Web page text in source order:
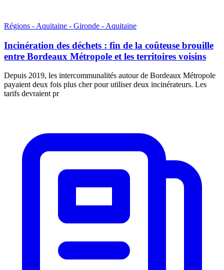
Régions - Aquitaine - Gironde - Aquitaine
Incinération des déchets : fin de la coûteuse brouille
entre Bordeaux Métropole et les territoires voisins
Depuis 2019, les intercommunalités autour de Bordeaux Métropole
payaient deux fois plus cher pour utiliser deux incinérateurs. Les
tarifs devraient pr